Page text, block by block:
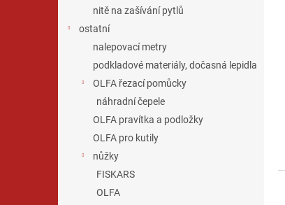
nitě na zašívání pytlů
ostatní
nalepovací metry
podkladové materiály, dočasná lepidla
OLFA řezací pomůcky
náhradní čepele
OLFA pravítka a podložky
OLFA pro kutily
nůžky
FISKARS
OLFA